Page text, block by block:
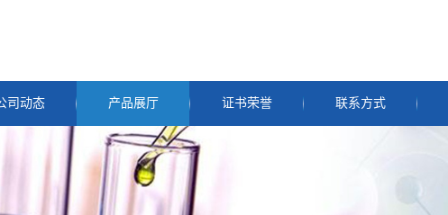
司动态 产品展厅 证书荣誉 联系方式